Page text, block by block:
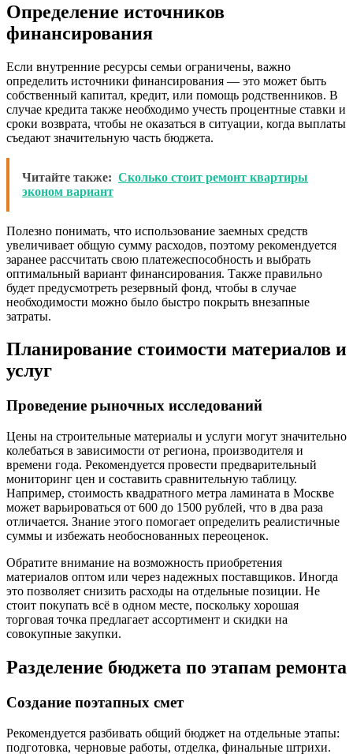
Определение источников
финансирования
Если внутренние ресурсы семьи ограничены, важно
определить источники финансирования — это может быть
собственный капитал, кредит, или помощь родственников. В
случае кредита также необходимо учесть процентные ставки и
сроки возврата, чтобы не оказаться в ситуации, когда выплаты
съедают значительную часть бюджета.
Читайте также: Сколько стоит ремонт квартиры
эконом вариант
Полезно понимать, что использование заемных средств
увеличивает общую сумму расходов, поэтому рекомендуется
заранее рассчитать свою платежеспособность и выбрать
оптимальный вариант финансирования. Также правильно
будет предусмотреть резервный фонд, чтобы в случае
необходимости можно было быстро покрыть внезапные
затраты.
Планирование стоимости материалов и
услуг
Проведение рыночных исследований
Цены на строительные материалы и услуги могут значительно
колебаться в зависимости от региона, производителя и
времени года. Рекомендуется провести предварительный
мониторинг цен и составить сравнительную таблицу.
Например, стоимость квадратного метра ламината в Москве
может варьироваться от 600 до 1500 рублей, что в два раза
отличается. Знание этого помогает определить реалистичные
суммы и избежать необоснованных переоценок.
Обратите внимание на возможность приобретения
материалов оптом или через надежных поставщиков. Иногда
это позволяет снизить расходы на отдельные позиции. Не
стоит покупать всё в одном месте, поскольку хорошая
торговая точка предлагает ассортимент и скидки на
совокупные закупки.
Разделение бюджета по этапам ремонта
Создание поэтапных смет
Рекомендуется разбивать общий бюджет на отдельные этапы:
подготовка, черновые работы, отделка, финальные штрихи.